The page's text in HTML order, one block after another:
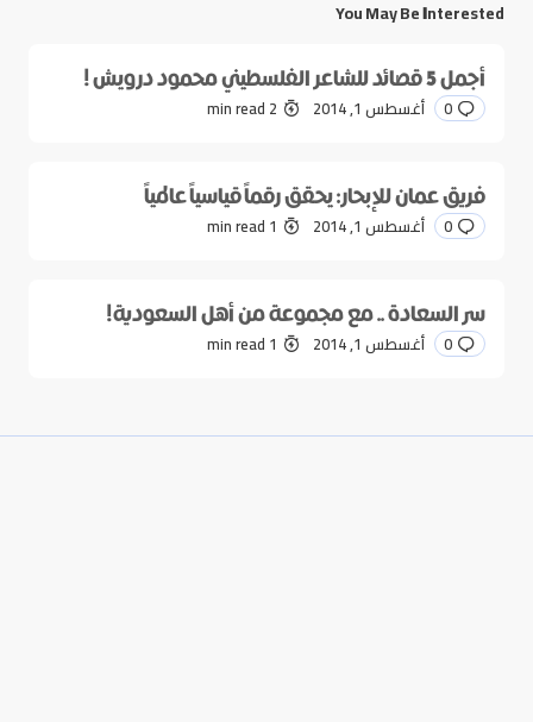
You May Be Interested
أجمل 5 قصائد للشاعر الفلسطيني محمود درويش !
0 أغسطس 1, 2014 2 min read
فريق عمان للإبحار: يحقق رقماً قياسياً عالمياً
0 أغسطس 1, 2014 1 min read
سر السعادة .. مع مجموعة من أهل السعودية!
0 أغسطس 1, 2014 1 min read